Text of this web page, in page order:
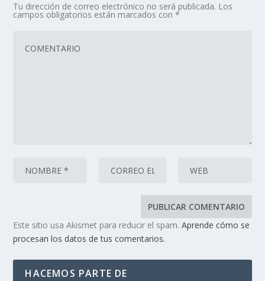
Tu dirección de correo electrónico no será publicada. Los
campos obligatorios están marcados con*
Este sitio usa Akismet para reducir el spam.Aprende cómo se
procesan los datos de tus comentarios.
HACEMOS PARTE DE